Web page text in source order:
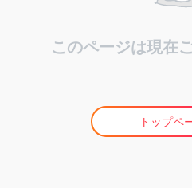
このページは現在